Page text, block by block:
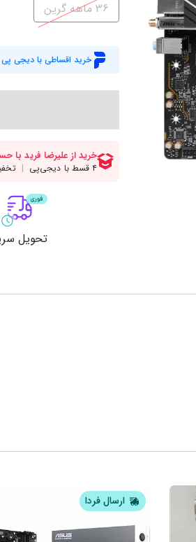
وبکم
اکسسوری
کول پد
کابل‌ها
رم
36 ماهه گرین
خرید اقساطی با دیجی پی
تحویل
ارسال فردا